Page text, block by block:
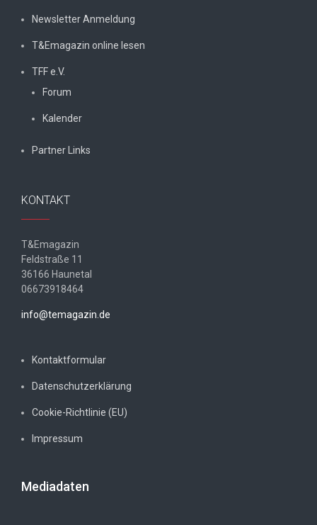
Newsletter Anmeldung
T&Emagazin online lesen
TFF e.V.
Forum
Kalender
Partner Links
KONTAKT
T&Emagazin
Feldstraße 11
36166 Haunetal
06673918464
info@temagazin.de
Kontaktformular
Datenschutzerklärung
Cookie-Richtlinie (EU)
Impressum
Mediadaten